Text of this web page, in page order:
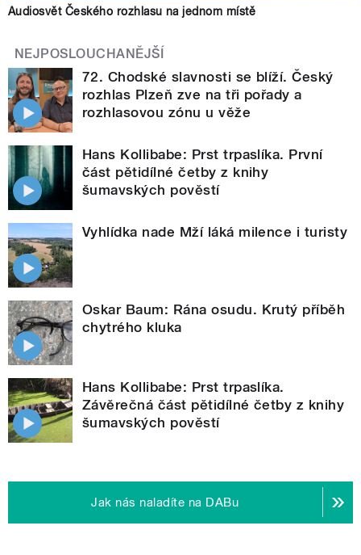
Audiosvět Českého rozhlasu na jednom místě
NEJPOSLOUCHANĚJŠÍ
72. Chodské slavnosti se blíží. Český
rozhlas Plzeň zve na tři pořady a
rozhlasovou zónu u věže
Hans Kollibabe: Prst trpaslíka. První
část pětidílné četby z knihy
šumavských pověstí
Vyhlídka nade Mží láká milence i turisty
Oskar Baum: Rána osudu. Krutý příběh
chytrého kluka
Hans Kollibabe: Prst trpaslíka.
Závěrečná část pětidílné četby z knihy
šumavských pověstí
Jak nás naladíte na DABu